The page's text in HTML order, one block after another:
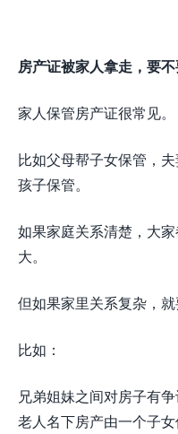
房产证被家人拿走，要不
家人保管房产证很常见。
比如父母帮子女保管，
孩子保管。
如果家庭关系清楚，大
大。
但如果家里关系复杂，就
比如：
兄弟姐妹之间对房子有争
老人名下房产由一个子女